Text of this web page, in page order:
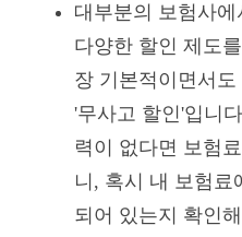
대부분의 보험사에
다양한 할인 제도
장 기본적이면서
'무사고 할인'입니
력이 없다면 보험
니, 혹시 내 보험료
되어 있는지 확인